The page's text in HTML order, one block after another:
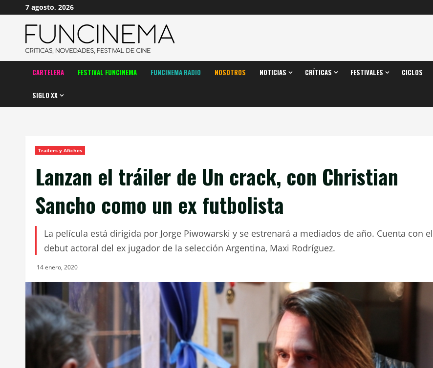
contenido
7 agosto, 2026
CARTELERA FESTIVAL FUNCINEMA FUNCINEMA RADIO NOSOTROS NOTICIAS CRÍTICAS FESTIVALES CICLOS
SIGLO XX
Trailers y Afiches
Lanzan el tráiler de Un crack, con Christian
Sancho como un ex futbolista
La película está dirigida por Jorge Piwowarski y se estrenará a mediados de año. Cuenta con el
debut actoral del ex jugador de la selección Argentina, Maxi Rodríguez.
14 enero, 2020